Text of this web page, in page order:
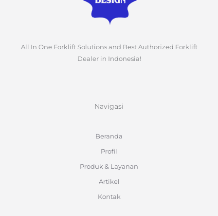
All In One Forklift Solutions and Best Authorized Forklift
Dealer in Indonesia!
Navigasi
Beranda
Profil
Produk & Layanan
Artikel
Kontak